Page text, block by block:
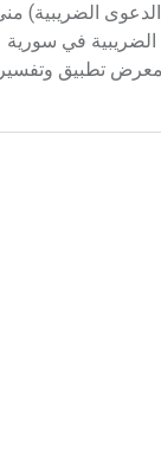
الضريبية)
الضريبية في
معرض تطبيق